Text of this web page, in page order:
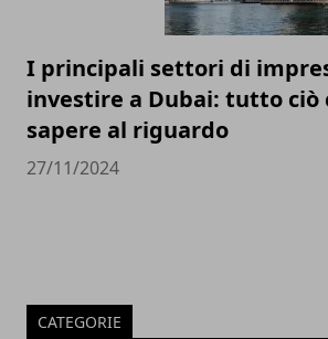
I principali settori di
investire a Dubai: tutto ciò
sapere al riguardo
27/11/2024
CATEGORIE